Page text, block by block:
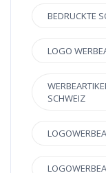
BEDRUCKTE
LOGO
SCHWEIZ